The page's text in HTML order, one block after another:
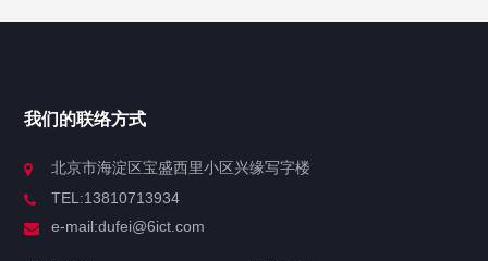
我们的联络方式
北京市海淀区宝盛西里小区兴缘写字楼
TEL:13810713934
e-mail:dufei@6ict.com